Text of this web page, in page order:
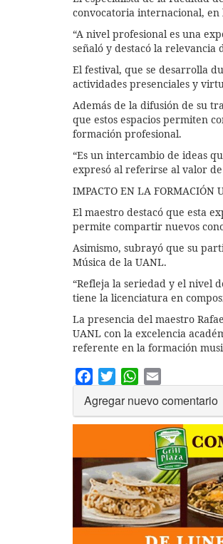
convocatoria internacional,
“A nivel profesional es una
señaló y destacó la relevancia
El festival, que se desarrolla
actividades presenciales y
Además de la difusión de su
que estos espacios permiten
formación profesional.
“Es un intercambio de ideas
expresó al referirse al valor
IMPACTO EN LA FORMACIÓN
El maestro destacó que esta
permite compartir nuevos
Asimismo, subrayó que su
Música de la UANL.
“Refleja la seriedad y el nivel
tiene la licenciatura en
La presencia del maestro
UANL con la excelencia
referente en la formación
Facebook
TwitterWhatsApp
Agregar nuevo comentario